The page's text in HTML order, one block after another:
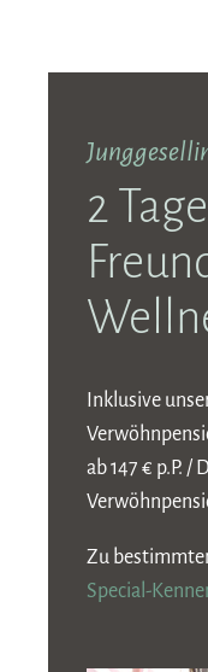
2 Tage
Inklusive
ab 147 € p.P. /
Zu
Special-